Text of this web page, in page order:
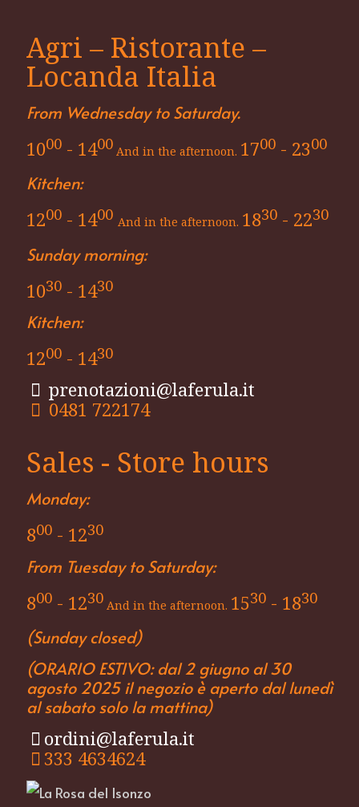
Agri – Ristorante –
Locanda Italia
From Wednesday to Saturday.
1000 - 1400 And in the afternoon. 1700 - 2300
Kitchen:
1200 - 1400 And in the afternoon. 1830 - 2230
Sunday morning:
1030 - 1430
Kitchen:
1200 - 1430
prenotazioni@laferula.it
0481 722174
Sales - Store hours
Monday:
800 - 1230
From Tuesday to Saturday:
800 - 1230 And in the afternoon. 1530 - 1830
(Sunday closed)
(ORARIO ESTIVO: dal 2 giugno al 30
agosto 2025 il negozio è aperto dal lunedì
al sabato solo la mattina)
ordini@laferula.it
333 4634624